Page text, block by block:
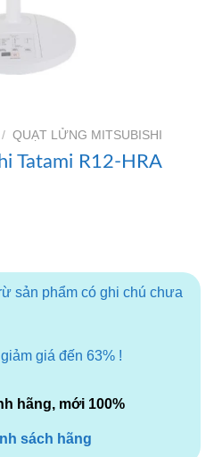
/ QUẠT LỬNG MITSUBISHI
Tatami R12-HRA
sản phẩm có ghi chú chưa
giá đến 63% !
hãng, mới 100%
sách hãng